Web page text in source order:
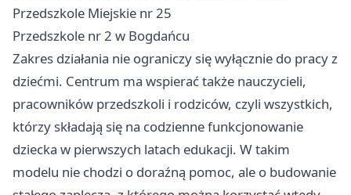
Przedszkole Miejskie nr 25
Przedszkole nr 2 w Bogdańcu
Zakres działania nie ograniczy się wyłącznie do pracy z
dziećmi. Centrum ma wspierać także nauczycieli,
pracowników przedszkoli i rodziców, czyli wszystkich,
którzy składają się na codzienne funkcjonowanie
dziecka w pierwszych latach edukacji. W takim
modelu nie chodzi o doraźną pomoc, ale o budowanie